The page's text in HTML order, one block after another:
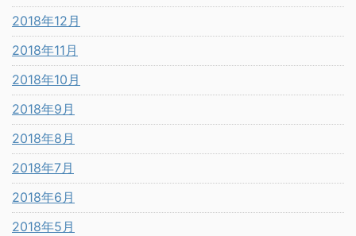
2018年12月
2018年11月
2018年10月
2018年9月
2018年8月
2018年7月
2018年6月
2018年5月